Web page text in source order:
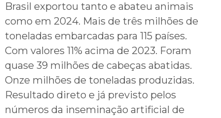
Brasil exportou tanto e abateu animais
como em 2024. Mais de três milhões de
toneladas embarcadas para 115 países.
Com valores 11% acima de 2023. Foram
quase 39 milhões de cabeças abatidas.
Onze milhões de toneladas produzidas.
Resultado direto e já previsto pelos
números da inseminação artificial de